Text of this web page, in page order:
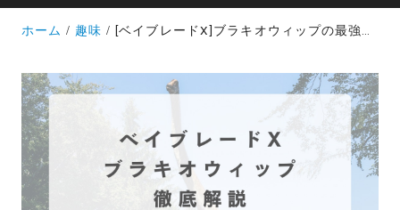
ホーム 趣味 [ベイブレードX]ブラキオウィップの最強改造について解説